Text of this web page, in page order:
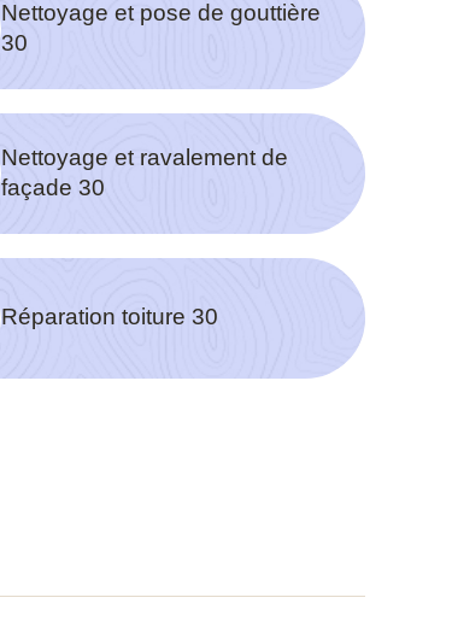
Nettoyage et pose de gouttière
30
Nettoyage et ravalement de
façade 30
Réparation toiture 30